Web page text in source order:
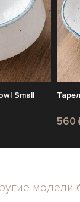
Small
560
модели